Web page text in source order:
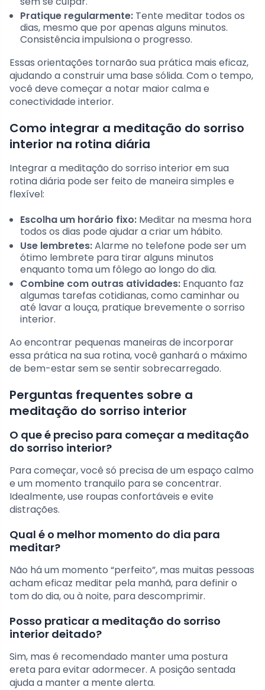
Pratique regularmente: Tente meditar todos os
dias, mesmo que por apenas alguns minutos.
Consistência impulsiona o progresso.
Essas orientações tornarão sua prática mais eficaz,
ajudando a construir uma base sólida. Com o tempo,
você deve começar a notar maior calma e
conectividade interior.
Como integrar a meditação do sorriso
interior na rotina diária
Integrar a meditação do sorriso interior em sua
rotina diária pode ser feito de maneira simples e
flexível:
Escolha um horário fixo: Meditar na mesma hora
todos os dias pode ajudar a criar um hábito.
Use lembretes:Alarme no telefone pode ser um
ótimo lembrete para tirar alguns minutos
enquanto toma um fôlego ao longo do dia.
Combine com outras atividades: Enquanto faz
algumas tarefas cotidianas, como caminhar ou
até lavar a louça, pratique brevemente o sorriso
interior.
Ao encontrar pequenas maneiras de incorporar
essa prática na sua rotina, você ganhará o máximo
de bem-estar sem se sentir sobrecarregado.
Perguntas frequentes sobre a
meditação do sorriso interior
O que é preciso para começar a meditação
do sorriso interior?
Para começar, você só precisa de um espaço calmo
e um momento tranquilo para se concentrar.
Idealmente, use roupas confortáveis e evite
distrações.
Qual é o melhor momento do dia para
meditar?
Não há um momento “perfeito”, mas muitas pessoas
acham eficaz meditar pela manhã, para definir o
tom do dia, ou à noite, para descomprimir.
Posso praticar a meditação do sorriso
interior deitado?
Sim, mas é recomendado manter uma postura
ereta para evitar adormecer. A posição sentada
ajuda a manter a mente alerta.